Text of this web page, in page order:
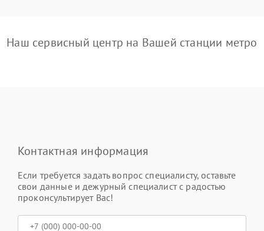
Наш сервисный центр на Вашей станции метро
Контактная информация
Если требуется задать вопрос специалисту, оставьте
свои данные и дежурный специалист с радостью
проконсультирует Вас!